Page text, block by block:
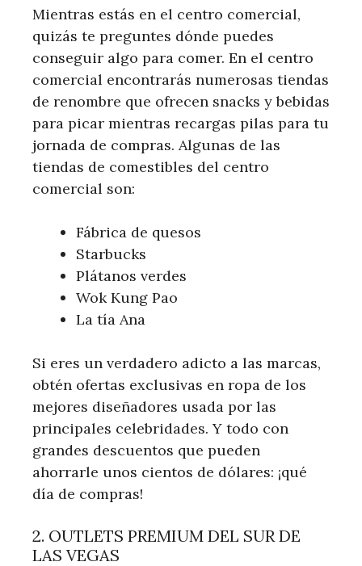
Mientras estás en el centro comercial,
quizás te preguntes dónde puedes
conseguir algo para comer. En el centro
comercial encontrarás numerosas tiendas
de renombre que ofrecen snacks y bebidas
para picar mientras recargas pilas para tu
jornada de compras. Algunas de las
tiendas de comestibles del centro
comercial son:
Fábrica de quesos
Starbucks
Plátanos verdes
Wok Kung Pao
La tía Ana
Si eres un verdadero adicto a las marcas,
obtén ofertas exclusivas en ropa de los
mejores diseñadores usada por las
principales celebridades. Y todo con
grandes descuentos que pueden
ahorrarle unos cientos de dólares: ¡qué
día de compras!
2. OUTLETS PREMIUM DEL SUR DE
LAS VEGAS